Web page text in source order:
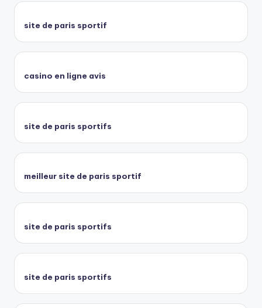
site de paris sportif
casino en ligne avis
site de paris sportifs
meilleur site de paris sportif
site de paris sportifs
site de paris sportifs